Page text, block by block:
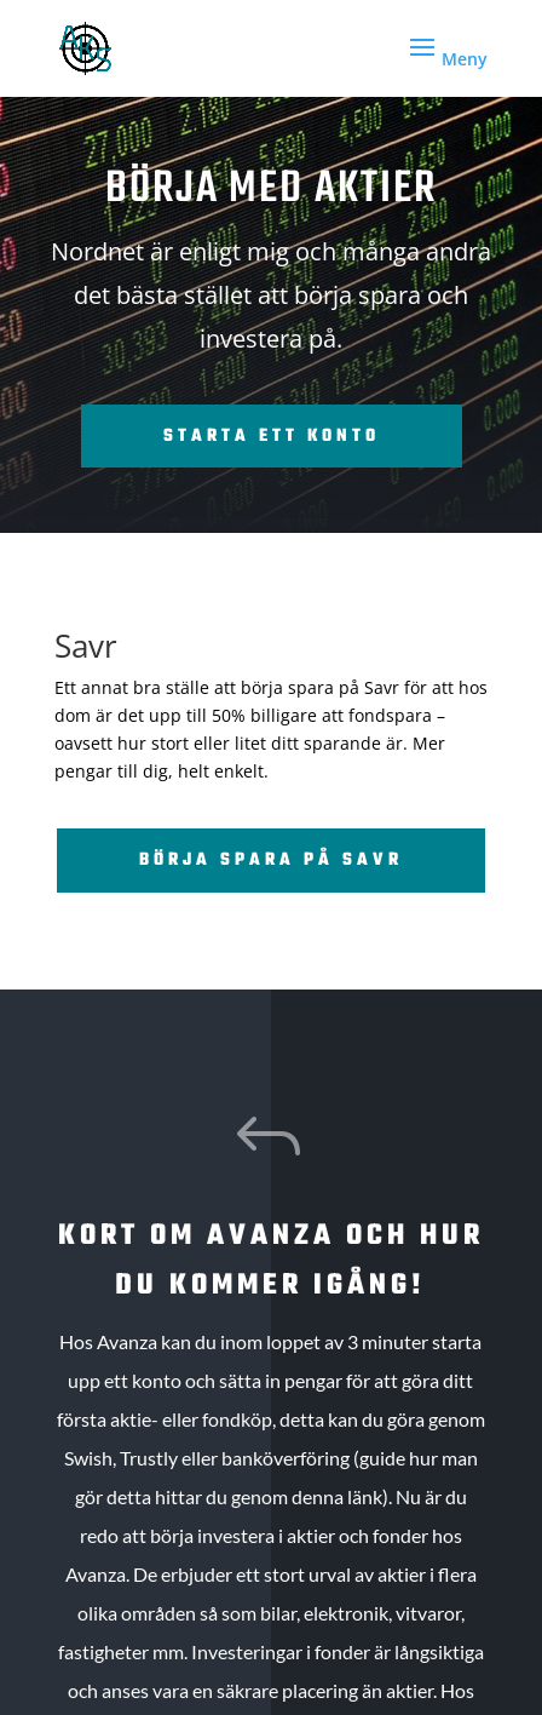
BÖRJA MED AKTIER
Nordnet är enligt mig och många andra
det bästa stället att börja spara och
investera på.
STARTA ETT KONTO
Savr
Ett annat bra ställe att börja spara på Savr för att hos
dom är det upp till 50% billigare att fondspara –
oavsett hur stort eller litet ditt sparande är. Mer
pengar till dig, helt enkelt.
BÖRJA SPARA PÅ SAVR
J
KORT OM AVANZA OCH HUR
DU KOMMER IGÅNG!
Hos Avanza kan du inom loppet av 3 minuter starta
upp ett konto och sätta in pengar för att göra ditt
första aktie- eller fondköp, detta kan du göra genom
Swish, Trustly eller banköverföring (guide hur man
gör detta hittar du genom denna länk). Nu är du
redo att börja investera i aktier och fonder hos
Avanza. De erbjuder ett stort urval av aktier i flera
olika områden så som bilar, elektronik, vitvaror,
fastigheter mm. Investeringar i fonder är långsiktiga
och anses vara en säkrare placering än aktier. Hos